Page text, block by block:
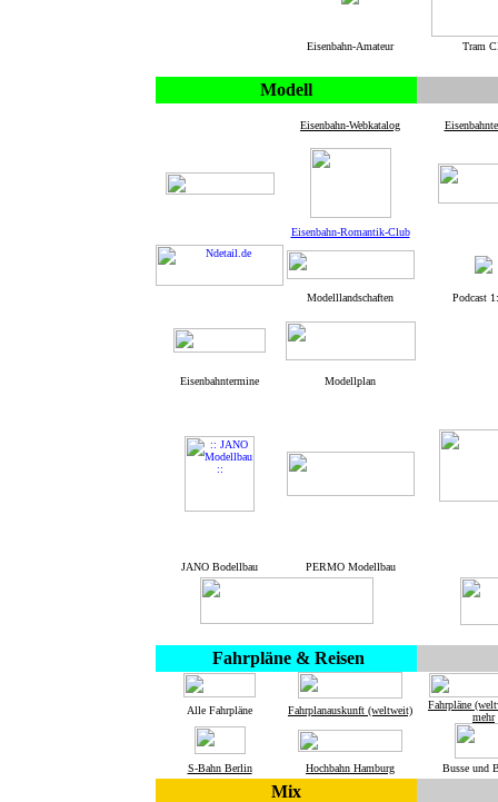
Eisenbahn-Amateur Tram
Modell
Eisenbahn-Webkatalog
Eisenbahn-Romantik-Club
Modelllandschaften Podcast
Eisenbahntermine Modellplan
JANO Bodellbau PERMO Modellbau
Fahrpläne & Reisen
Alle Fahrpläne Fahrplanauskunft (weltweit)
Fahrpläne
mehr
S-Bahn Berlin Hochbahn Hamburg Busse und
Mix